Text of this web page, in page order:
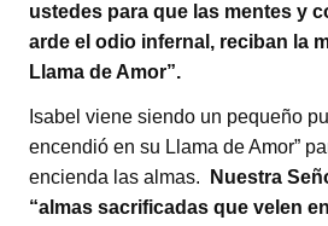
ustedes para que las mentes y
arde el odio infernal, reciban la
Llama de Amor”.
Isabel viene siendo un pequeño
encendió en su Llama de Amor”
encienda las almas.
Nuestra
“almas sacrificadas que velen